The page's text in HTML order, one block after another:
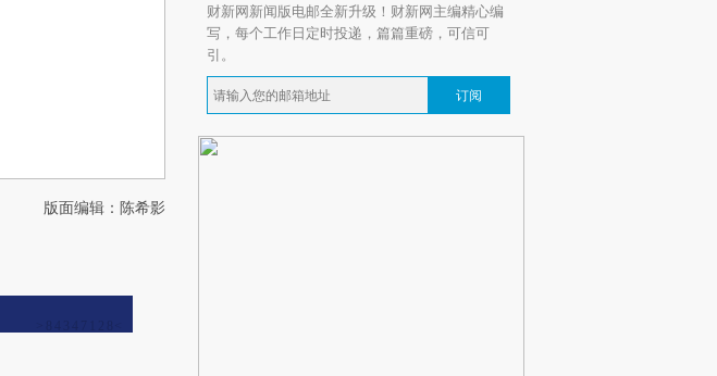
版面编辑：陈希影
财新网新闻版电邮全新升级！财新网主编精心编
写，每个工作日定时投递，篇篇重磅，可信可
引。
订阅